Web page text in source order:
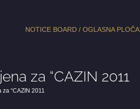
NOTICE BOARD / OGLASNA PLOČA
za “CAZIN 2011
“CAZIN 2011